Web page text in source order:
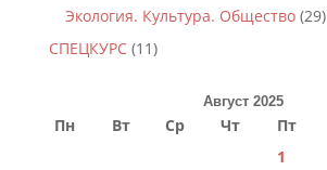
Экология. Культура. Общество(29)
СПЕЦКУРС(11)
Август 2025
Пн Вт Ср Чт Пт
1